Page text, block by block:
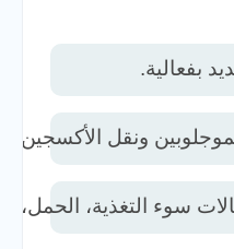
بفعالية.
ونقل
سوء التغذية، الحمل،